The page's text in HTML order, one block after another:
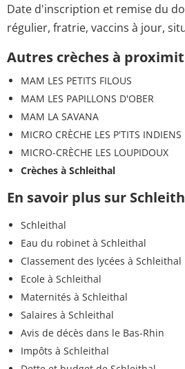
Date d'inscription et remise du
régulier, fratrie, vaccins à jour,
Autres crèches à
MAM LES PETITS FILOUS
MAM LES PAPILLONS D'OBER
MAM LA SAVANA
MICRO CRÈCHE LES P'TITS INDIENS
MICRO-CRÈCHE LES LOUPIDOUX
Crèches à Schleithal
En savoir plus sur
Schleithal
Eau du robinet à Schleithal
Classement des lycées à Schleithal
Ecole à Schleithal
Maternités à Schleithal
Salaires à Schleithal
Avis de décès dans le Bas-Rhin
Impôts à Schleithal